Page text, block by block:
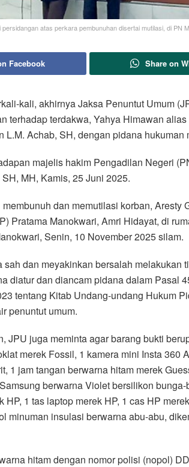
atas perkara pembunuhan disertai mutilasi, di PN
Facebook Share on
kali, akhirnya Jaksa Penuntut Umum
terhadap terdakwa, Yahya Himawan
Achab, SH, dengan pidana hukuman
majelis hakim Pengadilan Negeri
MH, Kamis, 25 Juni 2025.
dan memutilasi korban, Aresty
Pratama Manokwari, Amri Hidayat, di
Senin, 10 November 2025 silam.
sah dan meyakinkan bersalah melakukan
diatur dan diancam pidana dalam Pasal
tentang Kitab Undang-undang Hukum
penuntut umum.
JPU juga meminta agar barang bukti
merek Fossil, 1 kamera mini Insta 360
1 jam tangan berwarna hitam merek
berwarna Violet bersilikon
1 tas laptop merek HP, 1 cas HP
minuman insulasi berwarna abu-abu,
hitam dengan nomor polisi (nopol)